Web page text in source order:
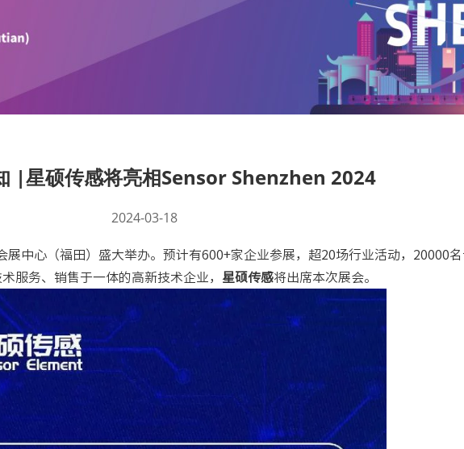
|星硕传感将亮相Sensor Shenzhen 2024
2024-03-18
中心（福田）盛大举办。预计有600+家企业参展，超20场行业活动，20000
服务、销售于一体的高新技术企业， 星硕传感将出席本次展会。